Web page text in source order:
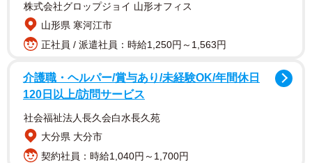
株式会社グロップジョイ 山形オフィス
山形県 寒河江市
正社員 / 派遣社員：時給1,250円～1,563円
介護職・ヘルパー/賞与あり/未経験OK/年間休日
120日以上/訪問サービス
社会福祉法人長久会白水長久苑
大分県 大分市
契約社員：時給1,040円～1,700円